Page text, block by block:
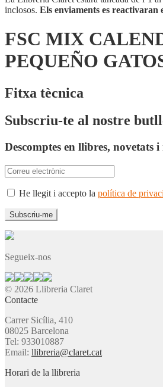
inclosos. Els enviaments es reactivaran
FSC MIX
PEQUEÑO
Fitxa tècnica
Subscriu-te al nostre
Descomptes en llibres, novetats i
He llegit i accepto la política de
Segueix-nos
© 2026 Llibreria Claret
Contacte
Carrer Sicília, 410
08025 Barcelona
Tel: 933010887
Email: llibreria@claret.cat
Horari de la llibreria